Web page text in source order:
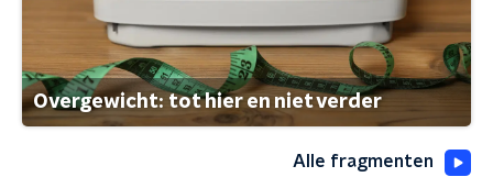
Overgewicht: tot hier en niet verder
Alle fragmenten